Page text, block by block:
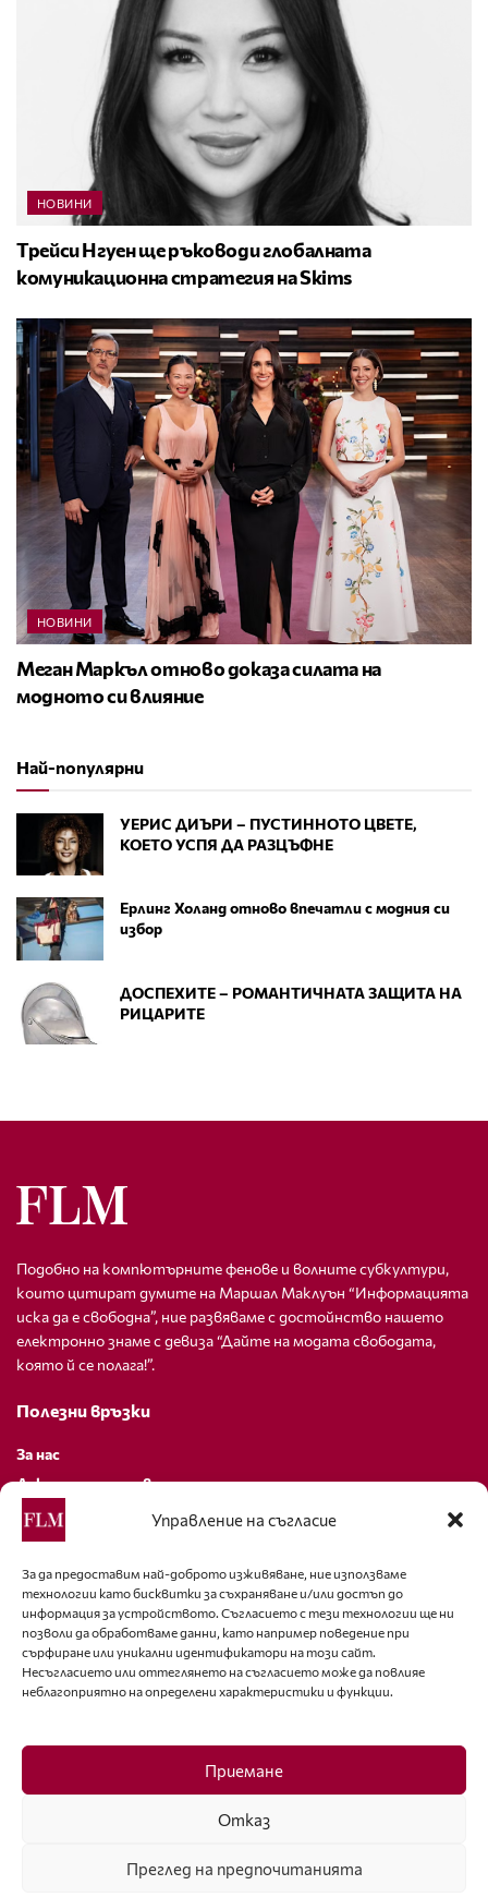
Управление на съгласие
За да предоставим най-доброто изживяване, ние използваме
технологии като бисквитки за съхраняване и/или достъп до
информация за устройството. Съгласието с тези технологии ще ни
позволи да обработваме данни, като например поведение при
сърфиране или уникални идентификатори на този сайт.
Несъгласието или оттеглянето на съгласието може да повлияе
неблагоприятно на определени характеристики и функции.
Приемане
Отказ
Преглед на предпочитанията
НОВИНИ
Трейси Нгуен ще ръководи глобалната
комуникационна стратегия на Skims
НОВИНИ
Меган Маркъл отново доказа силата на
модното си влияние
Най-популярни
УЕРИС ДИЪРИ – ПУСТИННОТО ЦВЕТЕ,
КОЕТО УСПЯ ДА РАЗЦЪФНЕ
Ерлинг Холанд отново впечатли с модния си
избор
ДОСПЕХИТЕ – РОМАНТИЧНАТА ЗАЩИТА НА
РИЦАРИТЕ
Подобно на компютърните фенове и волните субкултури,
които цитират думите на Маршал Маклуън “Информацията
иска да е свободна”, ние развяваме с достойнство нашето
електронно знаме с девиза “Дайте на модата свободата,
която й се полага!”.
Полезни връзки
За нас
Декларация за поверителност
Политика за бисквитки
За контакти
editor@fashion-lifestyle.net
+359 88 227 33 47
Последвайте ни
Facebook
ISSN 1314-8915 Copyright © 2007-2025 Ot igla do konetz Ltd. & Fashion.bg